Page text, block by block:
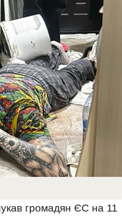
громадян ЄС на 11